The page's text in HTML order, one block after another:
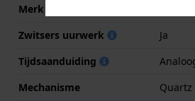
Merk uurwerk
Zwitsers uurwerk
Ja
Tijdsaanduiding
Mechanisme
Quartz